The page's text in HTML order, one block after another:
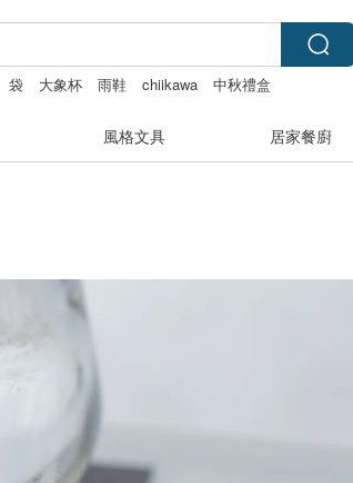
袋 大象杯 雨鞋 chiikawa 中秋禮盒
風格文具 居家餐廚